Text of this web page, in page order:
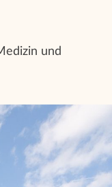
und